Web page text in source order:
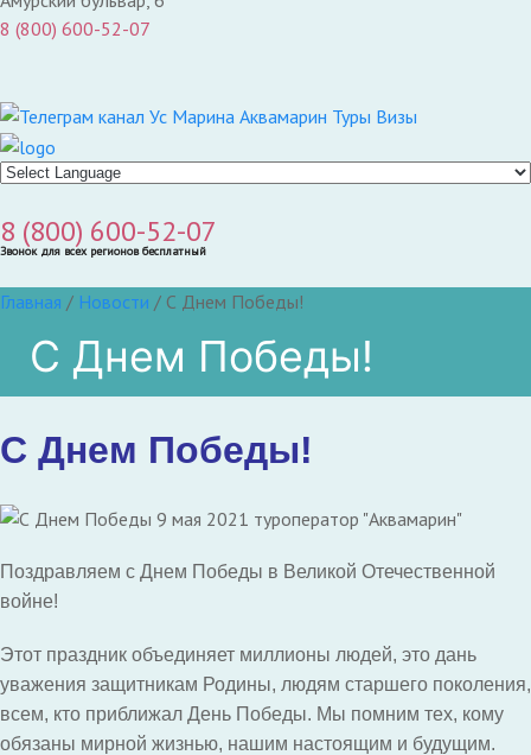
8 (800) 600-52-07
8 (800) 600-52-07
Звонок для всех регионов бесплатный
Главная / Новости / С Днем Победы!
С Днем Победы!
С Днем Победы!
Поздравляем с Днем Победы в Великой Отечественной
войне!
Этот праздник объединяет миллионы людей, это дань
уважения защитникам Родины, людям старшего поколения,
всем, кто приближал День Победы. Мы помним тех, кому
обязаны мирной жизнью, нашим настоящим и будущим.